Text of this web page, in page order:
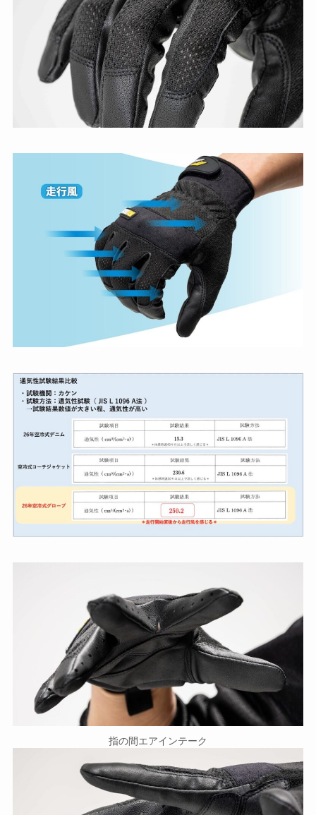
指の間エアインテーク